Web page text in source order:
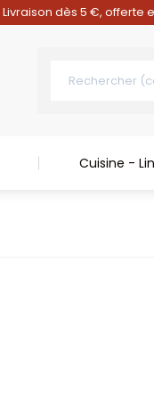
Livraison dès 5 €, offerte
Cuisine -